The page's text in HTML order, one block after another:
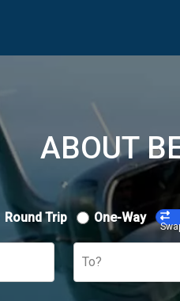
ABOUT
Round Trip One-Way
To?